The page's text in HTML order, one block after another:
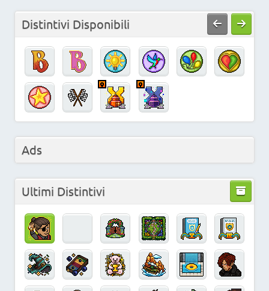
Distintivi Disponibili
Ads
Ultimi Distintivi